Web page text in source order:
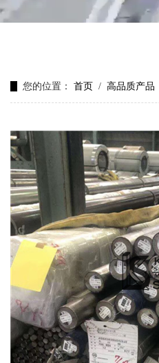
您的位置： 首页 / 高品质产品